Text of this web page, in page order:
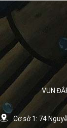
VUN
Cơ sở 1: 74